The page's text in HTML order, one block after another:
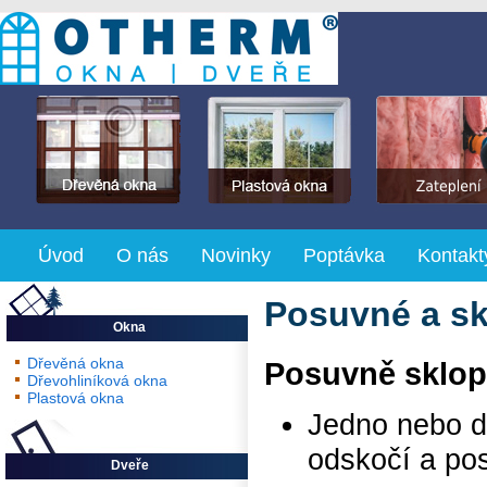
Úvod O nás Novinky Poptávka
Okna
Dřevěná okna
Dřevohliníková okna
Plastová okna
Dveře
Posuvné a
Posuvně
Jedno nebo
odskočí a